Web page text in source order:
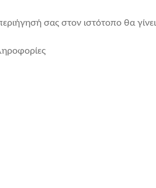
σας στον ιστότοπο θα γίνει